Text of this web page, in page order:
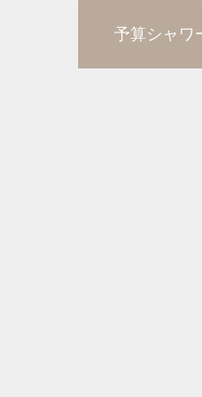
予算シャワ